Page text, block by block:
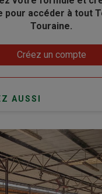
pour accéder à tout
Touraine.
Créez un compte
AUSSI